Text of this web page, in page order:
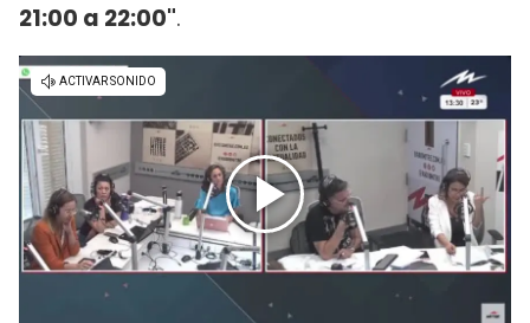
21:00 a 22:00".